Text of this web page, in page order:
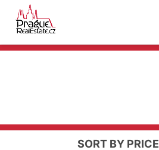
SORT BY PRICE